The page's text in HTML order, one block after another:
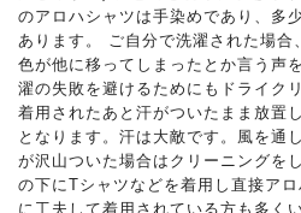
のアロハシャツは手染めであり、多
あります。 ご自分で洗濯された場合
色が他に移ってしまったとか言う声
濯の失敗を避けるためにもドライク
着用されたあと汗がついたまま放置
となります。汗は大敵です。風を通
が沢山ついた場合はクリーニングを
の下にTシャツなどを着用し直接ア
に工夫して着用されている方も多く